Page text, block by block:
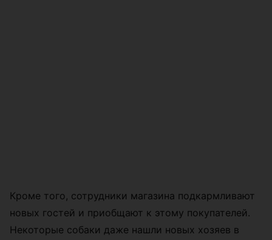
Кроме того, сотрудники магазина подкармливают
новых гостей и приобщают к этому покупателей.
Некоторые собаки даже нашли новых хозяев в